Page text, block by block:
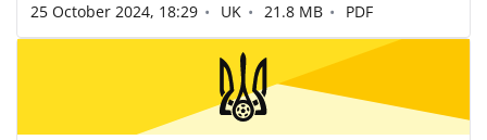
25 October 2024, 18:29 UK 21.8 MB PDF